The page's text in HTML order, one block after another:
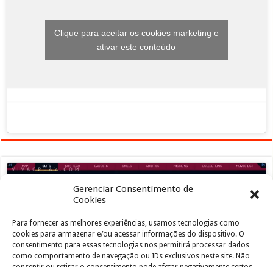
Gerenciar Consentimento de
Cookies
Para fornecer as melhores experiências, usamos tecnologias como
cookies para armazenar e/ou acessar informações do dispositivo. O
consentimento para essas tecnologias nos permitirá processar dados
como comportamento de navegação ou IDs exclusivos neste site. Não
Clique para aceitar os cookies marketing e
ativar este conteúdo
Clique para aceitar os cookies marketing e
ativar este conteúdo